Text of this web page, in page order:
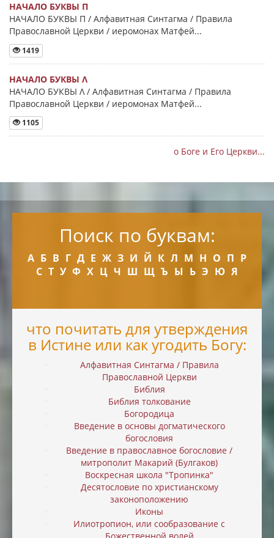
НАЧАЛО БУКВЫ Π
НАЧАЛО БУКВЫ Π / Алфавитная Синтагма / Правила
Православной Церкви / иеромонах Матфей...
1419
НАЧАЛО БУКВЫ Λ
НАЧАЛО БУКВЫ Λ / Алфавитная Синтагма / Правила
Православной Церкви / иеромонах Матфей...
1105
о Боге и Его Церкви...
Поиск по буквам:
А Б В Г Д Е Ж З И Й К Л М Н О П Р
С Т У Ф Х Ц Ч Ш Щ Ъ Ы Ь Э Ю Я
что почитать для утверждения
в Истине или как угодить Богу:
Алфавитная Синтагма / Правила
Православной Церкви
Библия
Библия толкование
Богородица
Введение в основы догматического
богословия
Введение в православное богословие /
митрополит Макарий (Булгаков)
Воскресная школа "Тропинка"
Десятословие по христианскому
законоположению
Иконы
Илиотропион, или cообразование с